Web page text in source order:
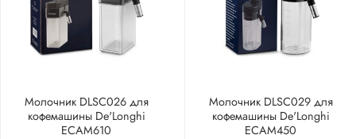
Молочник DLSC026 для
кофемашины De'Longhi
ECAM610
Молочник DLSC029 для
кофемашины De'Longhi
ECAM450